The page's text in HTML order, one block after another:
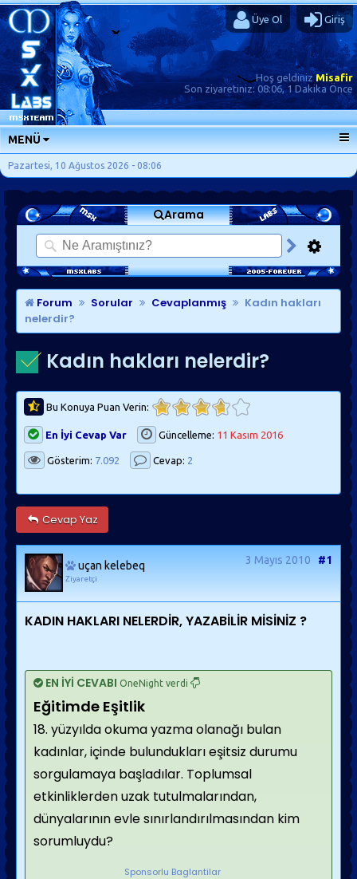
Üye Ol Giriş
Hoş geldinizMisafir
Son ziyaretiniz: 08:06, 1 Dakika Önce
MENÜ
ANA SAYFA
FORUMLAR
SORU-CEVAP
GÜNLÜKLER
SON MESAJLAR
KISAYOLLAR
Pazartesi, 10 Ağustos 2026 - 08:06
Arama
Forum Sorular Cevaplanmış
Kadın hakları
nelerdir?
Kadın hakları nelerdir?
Bu Konuya Puan Verin:
En İyi Cevap Var Güncelleme: 11 Kasım 2016
Gösterim: 7.092 Cevap: 2
Cevap Yaz
uçan kelebeq
Ziyaretçi
3 Mayıs 2010 #1
KADIN HAKLARI NELERDİR, YAZABİLİR MİSİNİZ ?
EN İYİ CEVABI OneNight verdi
Eğitimde Eşitlik
18. yüzyılda okuma yazma olanağı bulan
kadınlar, içinde bulundukları eşitsiz durumu
sorgulamaya başladılar. Toplumsal
etkinliklerden uzak tutulmalarından,
dünyalarının evle sınırlandırılmasından kim
sorumluydu?
Sponsorlu Baglantilar